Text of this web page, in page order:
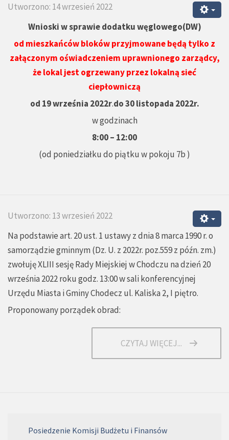
Utworzono: 14 wrzesień 2022
Wnioski w sprawiedodatku węglowego(DW)
od mieszkańców bloków przyjmowane będą tylko z
załączonym oświadczeniem uprawnionego zarządcy,
że lokal jest ogrzewany przez lokalną sieć
ciepłowniczą
od 19 września 2022r.do 30 listopada 2022r.
w godzinach
8:00 – 12:00
(od poniedziałku do piątku w pokoju 7b )
Utworzono: 13 wrzesień 2022
Na podstawie art. 20 ust. 1 ustawy z dnia 8 marca 1990 r. o
samorządzie gminnym (Dz. U. z 2022r. poz.559 z późn. zm.)
zwołuję XLIII sesję Rady Miejskiej w Chodczu na dzień 20
września 2022 roku godz. 13:00 w sali konferencyjnej
Urzędu Miasta i Gminy Chodecz ul. Kaliska 2, I piętro.
Proponowany porządek obrad:
CZYTAJ WIĘCEJ...
Posiedzenie Komisji Budżetu i Finansów